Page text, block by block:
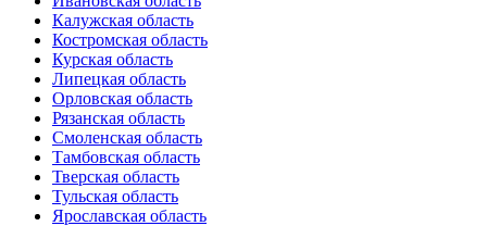
Калужская область
Костромская область
Курская область
Липецкая область
Орловская область
Рязанская область
Смоленская область
Тамбовская область
Тверская область
Тульская область
Ярославская область